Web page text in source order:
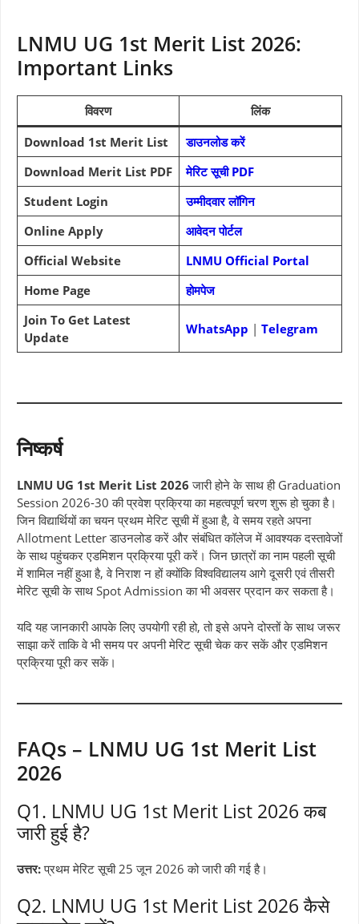
LNMU UG 1st Merit List 2026:
Important Links
विवरण
लिंक
Download 1st Merit List
डाउनलोड करें
Download Merit List PDF
मेरिट सूची PDF
Student Login
उम्मीदवार लॉगिन
Online Apply
आवेदन पोर्टल
Official Website
LNMU Official Portal
Home Page
होमपेज
Join To Get Latest
Update
WhatsApp | Telegram
निष्कर्ष
LNMU UG 1st Merit List 2026 जारी होने के साथ ही Graduation
Session 2026-30 की प्रवेश प्रक्रिया का महत्वपूर्ण चरण शुरू हो चुका है।
जिन विद्यार्थियों का चयन प्रथम मेरिट सूची में हुआ है, वे समय रहते अपना
Allotment Letter डाउनलोड करें और संबंधित कॉलेज में आवश्यक दस्तावेजों
के साथ पहुंचकर एडमिशन प्रक्रिया पूरी करें। जिन छात्रों का नाम पहली सूची
में शामिल नहीं हुआ है, वे निराश न हों क्योंकि विश्वविद्यालय आगे दूसरी एवं तीसरी
मेरिट सूची के साथ Spot Admission का भी अवसर प्रदान कर सकता है।
यदि यह जानकारी आपके लिए उपयोगी रही हो, तो इसे अपने दोस्तों के साथ जरूर
साझा करें ताकि वे भी समय पर अपनी मेरिट सूची चेक कर सकें और एडमिशन
प्रक्रिया पूरी कर सकें।
FAQs – LNMU UG 1st Merit List
2026
Q1. LNMU UG 1st Merit List 2026 कब
जारी हुई है?
उत्तर:प्रथम मेरिट सूची 25 जून 2026 को जारी की गई है।
Q2. LNMU UG 1st Merit List 2026 कैसे